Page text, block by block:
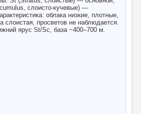
слоисто-кучевые) —
облака низкие, плотные,
просветов не наблюдается.
ярус St/Sc, база ~400–700 м.